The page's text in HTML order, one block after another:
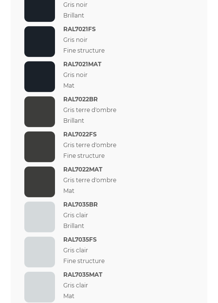
Gris noir
Brillant
RAL7021FS
Gris noir
Fine structure
RAL7021MAT
Gris noir
Mat
RAL7022BR
Gris terre d'ombre
Brillant
RAL7022FS
Gris terre d'ombre
Fine structure
RAL7022MAT
Gris terre d'ombre
Mat
RAL7035BR
Gris clair
Brillant
RAL7035FS
Gris clair
Fine structure
RAL7035MAT
Gris clair
Mat